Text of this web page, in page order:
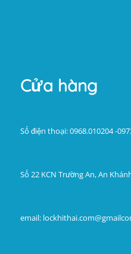
Cửa hàng
Số điện thoại: 0968.010204 -
Số 22 KCN Trường An, An
email: